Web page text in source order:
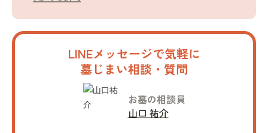
LINEメッセージで気軽に
墓じまい相談・質問
お墓の相談員
山口 祐介